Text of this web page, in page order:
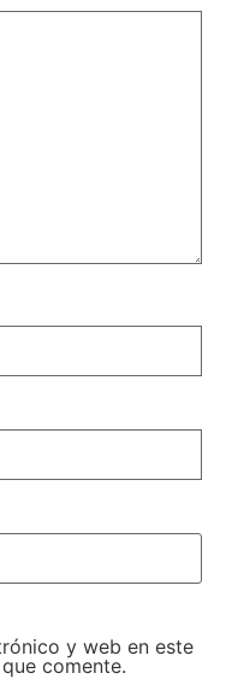
y web en este
comente.